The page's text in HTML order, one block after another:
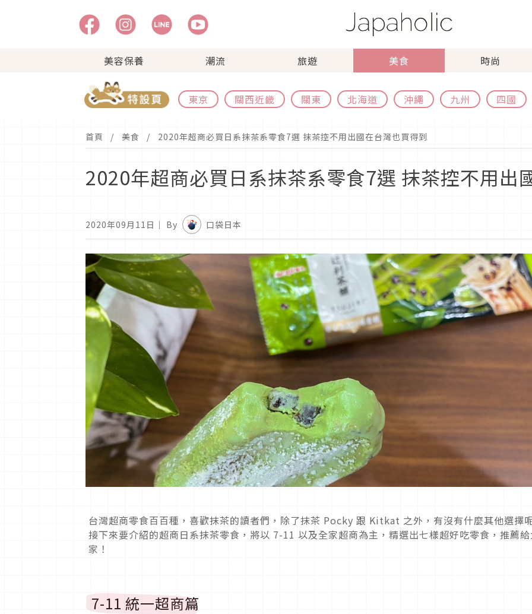
美容保養 潮流 旅遊 美食 時尚
東京 關西近畿 關東 北海道 沖繩 九州 四國
首頁 美食 2020年超商必買日系抹茶系零食7選 抹茶控不用出國在台灣也買得到
2020年超商必買日系抹茶系零食7選 抹茶控不用出
2020年09月11日 ｜ By 口袋日本
台灣超商零食百百種，喜歡抹茶的讀者們，除了抹茶 Pocky 跟 Kitkat 之外，有沒有什麼其他選擇
接下來要介紹的超商日系抹茶零食，將以 7-11 以及全家超商為主，精選出七樣超好吃零食，推薦
家！
7-11 統一超商篇